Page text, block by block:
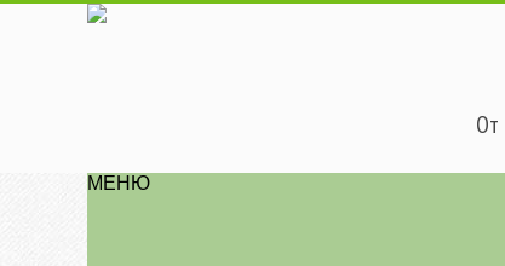
От
МЕНЮ